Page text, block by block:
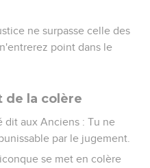
ne surpasse celle des
point dans le
de la colère
dit aux Anciens : Tu ne
par le jugement.
se met en colère